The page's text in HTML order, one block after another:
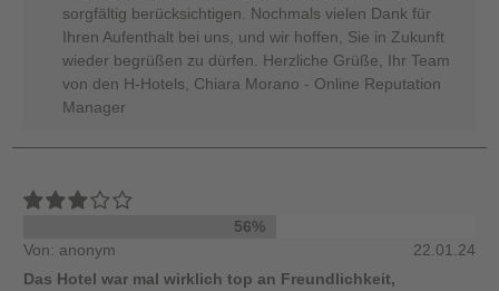
sorgfältig berücksichtigen. Nochmals vielen Dank für
Ihren Aufenthalt bei uns, und wir hoffen, Sie in Zukunft
wieder begrüßen zu dürfen. Herzliche Grüße, Ihr Team
von den H-Hotels, Chiara Morano - Online Reputation
Manager
56%
Von: anonym
22.01.24
Das Hotel war mal wirklich top an Freundlichkeit,